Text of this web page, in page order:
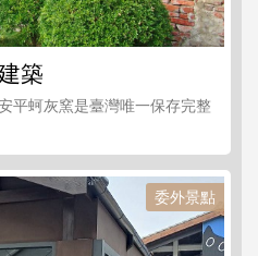
築
平蚵灰窯是臺灣唯一保存完整
委外景點